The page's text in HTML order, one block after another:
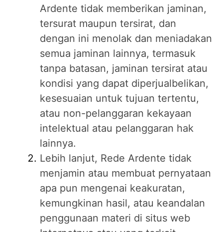
Ardente tidak memberikan jaminan,
tersurat maupun tersirat, dan
dengan ini menolak dan meniadakan
semua jaminan lainnya, termasuk
tanpa batasan, jaminan tersirat atau
kondisi yang dapat diperjualbelikan,
kesesuaian untuk tujuan tertentu,
atau non-pelanggaran kekayaan
intelektual atau pelanggaran hak
lainnya.
Lebih lanjut, Rede Ardente tidak
menjamin atau membuat pernyataan
apa pun mengenai keakuratan,
kemungkinan hasil, atau keandalan
penggunaan materi di situs web